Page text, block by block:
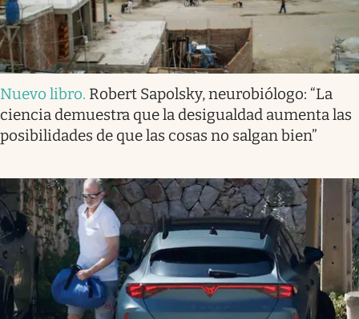
Nuevo libro. Robert Sapolsky, neurobiólogo: “La
ciencia demuestra que la desigualdad aumenta las
posibilidades de que las cosas no salgan bien”